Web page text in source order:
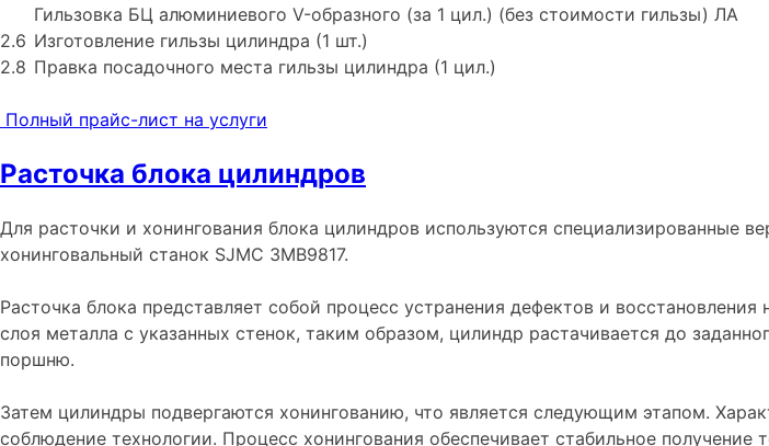
Гильзовка БЦ алюминиевого V-образного (за 1 цил.) (без стоимости гильзы) ЛА
2.6 Изготовление гильзы цилиндра (1 шт.)
2.8 Правка посадочного места гильзы цилиндра (1 цил.)
Полный прайс-лист на услуги
Расточка блока цилиндров
Для расточки и хонингования блока цилиндров используются специализированные
хонинговальный станок SJMC 3MB9817.
Расточка блока представляет собой процесс устранения дефектов и
слоя металла с указанных стенок, таким образом, цилиндр растачивается до
поршню.
Затем цилиндры подвергаются хонингованию, что является следующим этапом.
соблюдение технологии. Процесс хонингования обеспечивает стабильное